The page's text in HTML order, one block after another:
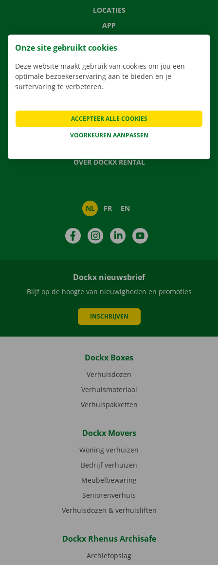
LOCATIES
APP
CONTACTEER ONS
NIEUWS
CADEAUBON
OVER DOCKX RENTAL
NL FR EN
FacebookInstagramLinkedIn
Dockx nieuwsbrief
Blijf op de hoogte van nieuwigheden en promoties
INSCHRIJVEN
Dockx Boxes
Verhuisdozen
Verhuismateriaal
Verhuispakketten
Dockx Movers
Woning verhuizen
Bedrijf verhuizen
Meubelbewaring
Seniorenverhuis
Verhuisdozen & verhuisliften
Dockx Rhenus Archisafe
Archiefopslag
Onze site gebruikt cookies
Deze website maakt gebruik van cookies om jou een
optimale bezoekerservaring aan te bieden en je
surfervaring te verbeteren.
VOORKEUREN AANPASSEN
ACCEPTEER ALLE COOKIES